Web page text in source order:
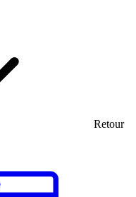
Retour